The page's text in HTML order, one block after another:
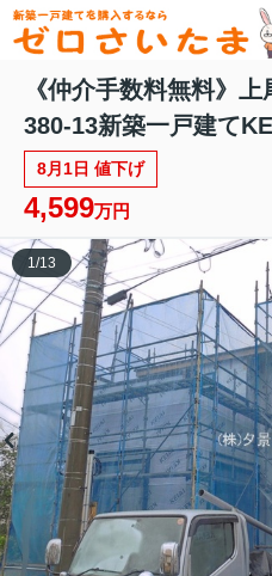
《仲介手数料無料》
380-13新築一戸建て
8月1日 値下げ
4,599万円
1/13